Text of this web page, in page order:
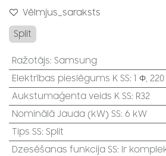
Vēlmjus_saraksts
Split
Ražotājs: Samsung
Elektrības pieslēgums K SS: 1 Φ,
Aukstumaģenta veids K SS: R32
Nominālā Jauda (kW) SS: 6 kW
Tips SS: Split
Dzesēšanas funkcija SS: Ir